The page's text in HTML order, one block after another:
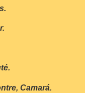
Camará.